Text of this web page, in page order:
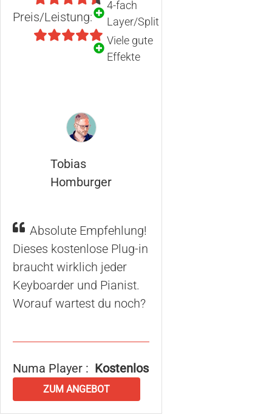
Preis/Leistung:
4-fach
Layer/Split
Viele gute
Effekte
Tobias
Homburger
Absolute Empfehlung!
Dieses kostenlose Plug-in
braucht wirklich jeder
Keyboarder und Pianist.
Worauf wartest du noch?
Numa Player : Kostenlos
ZUM ANGEBOT